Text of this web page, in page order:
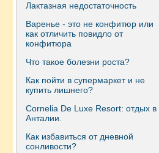
Лактазная недостаточность
Варенье - это не конфитюр или
как отличить повидло от
конфитюра
Что такое болезни роста?
Как пойти в супермаркет и не
купить лишнего?
Сornelia De Luxe Resort: отдых в
Анталии.
Как избавиться от дневной
сонливости?